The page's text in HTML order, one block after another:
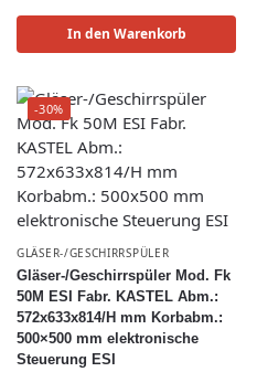
In den Warenkorb
-30%
GLÄSER-/GESCHIRRSPÜLER
Gläser-/Geschirrspüler Mod. Fk
50M ESI Fabr. KASTEL Abm.:
572x633x814/H mm Korbabm.:
500×500 mm elektronische
Steuerung ESI